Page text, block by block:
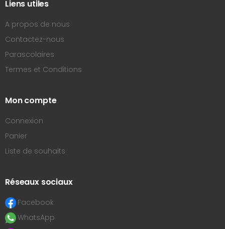
Liens utiles
A propos de nous
Contactez-nous
Parascolaires
Termes et Conditions
Mon compte
Connexion
Panier
Liste de souhaits
Réseaux sociaux
Facebook
WhatsApp